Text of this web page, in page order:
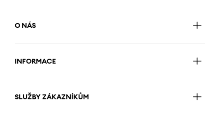
O NÁS
INFORMACE
SLUŽBY ZÁKAZNÍKŮM